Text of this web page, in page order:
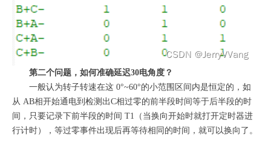
第二个问题，如何准确延迟30电角度？
一般认为转子转速在这 0°~60°的小范围区间内是恒定的，如
从 AB相开始通电到检测出C相过零的前半段时间等于后半段的时
间，只要记录下前半段的时间 T1（当换向开始时就打开定时器进
行计时），等过零事件出现后再等待相同的时间，就可以换向了。